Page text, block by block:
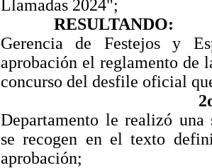
Llamadas 2024";
RESULTANDO:
Gerencia de Festejos y
aprobación el reglamento de
concurso del desfile oficial
Departamento le realizó una
se recogen en el texto
aprobación;